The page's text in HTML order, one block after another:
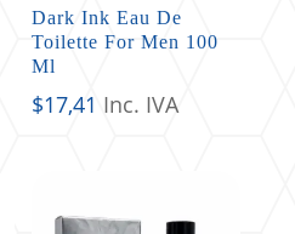
Dark Ink Eau De
Toilette For Men 100
Ml
$17,41 Inc. IVA